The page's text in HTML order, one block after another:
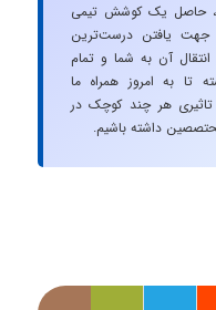
حاصل یک کوشش تیمی
یافتن درست‌ترین
آن به شما و تمام
تا به امروز همراه ما
تاثیری هر چند کوچک در
داشته باشیم.